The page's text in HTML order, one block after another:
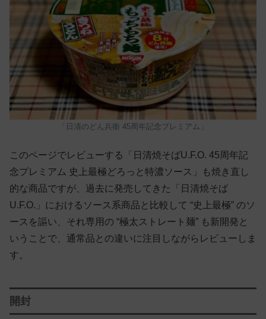
「日清のどん兵衛 45周年記念プレミアム」
このページでレビューする「日清焼そばU.F.O. 45周年記
念プレミアム 史上最極どろっと特濃ソース」も焼き直し
的な商品ですが、過去に発売してきた「日清焼そば
U.F.O.」におけるソース系商品と比較して “史上最極” のソ
ースを謳い、それ専用の “極太ストレート麺” も新開発と
いうことで、通常品との違いに注目しながらレビューしま
す。
開封